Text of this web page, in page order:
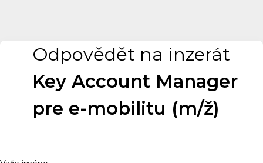
Odpovědět na inzerát
Key Account Manager
pre e-mobilitu (m/ž)